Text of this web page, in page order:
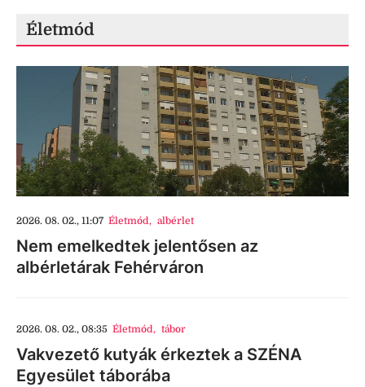
Életmód
2026. 08. 02., 11:07 Életmód, albérlet
Nem emelkedtek jelentősen az
albérletárak Fehérváron
2026. 08. 02., 08:35 Életmód, tábor
Vakvezető kutyák érkeztek a SZÉNA
Egyesület táborába